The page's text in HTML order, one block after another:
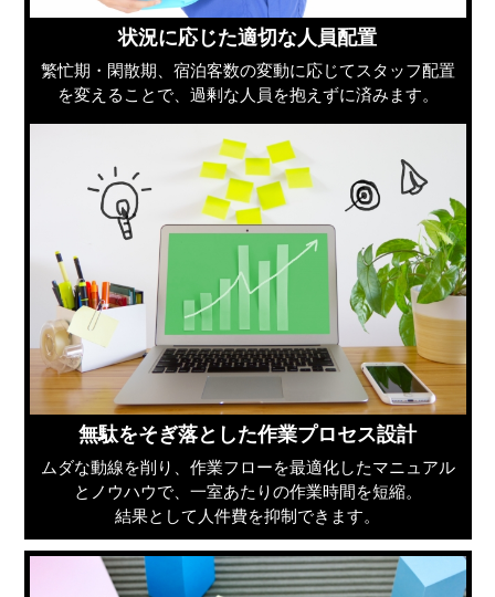
状況に応じた適切な人員配置
繁忙期・閑散期、宿泊客数の変動に応じてスタッフ配置
を変えることで、過剰な人員を抱えずに済みます。
無駄をそぎ落とした作業プロセス設計
ムダな動線を削り、作業フローを最適化したマニュアル
とノウハウで、一室あたりの作業時間を短縮。
結果として人件費を抑制できます。